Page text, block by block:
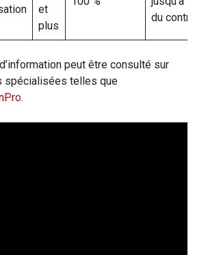
et
plus
du contrat
peut être consulté sur
spécialisées telles que
.